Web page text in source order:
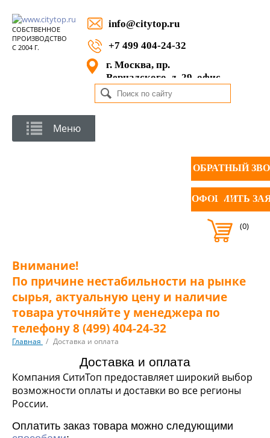
СОБСТВЕННОЕ
ПРОИЗВОДСТВО
С 2004 Г.
info@citytop.ru
+7 499 404-24-32
г. Москва, пр.
Вернадского, д. 29, офис
1105
Меню
ОБРАТНЫЙ
ОФОРМИТЬ
(0)
Внимание!
По причине нестабильности на рынке
сырья, актуальную цену и наличие
товара уточняйте у менеджера по
телефону 8 (499) 404-24-32
Главная / Доставка и оплата
Доставка и оплата
Компания СитиТоп предоставляет широкий выбор
возможности оплаты и доставки во все регионы
России.
Оплатить заказ товара можно следующими